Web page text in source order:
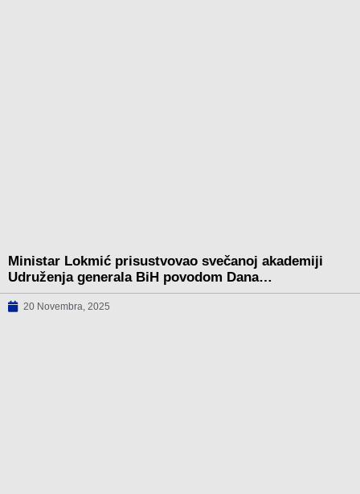
Ministar Lokmić prisustvovao svečanoj akademiji
Udruženja generala BiH povodom Dana…
20 Novembra, 2025